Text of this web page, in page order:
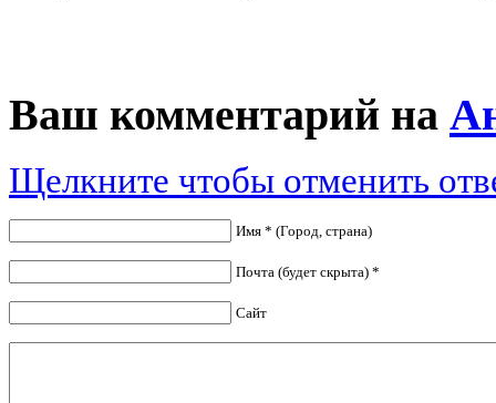
Ваш комментарий на
Щелкните чтобы отменить
Имя * (Город, страна)
Почта (будет скрыта) *
Сайт